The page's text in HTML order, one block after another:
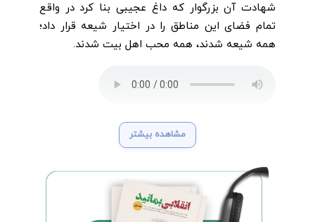
شهادت آن بزرگوار که داغ عجیبی بنا کرد در واقع
تمام فضای این مناطق را در اختیار شیعه قرار داد؛
همه شیعه شدند، همه محب اهل بیت شدند.
مشاهده بیشتر